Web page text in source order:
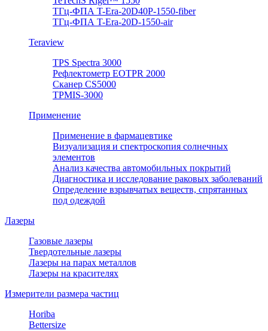
ТГц-ФПА T-Era-20D40P-1550-fiber
ТГц-ФПА T-Era-20D-1550-air
Teraview
TPS Spectra 3000
Рефлектометр EOTPR 2000
Сканер CS5000
TPMIS-3000
Применение
Применение в фармацевтике
Визуализация и спектроскопия солнечных
элементов
Анализ качества автомобильных покрытий
Диагностика и исследование раковых заболеваний
Определение взрывчатых веществ, спрятанных
под одеждой
Лазеры
Газовые лазеры
Твердотельные лазеры
Лазеры на парах металлов
Лазеры на красителях
Измерители размера частиц
Horiba
Bettersize